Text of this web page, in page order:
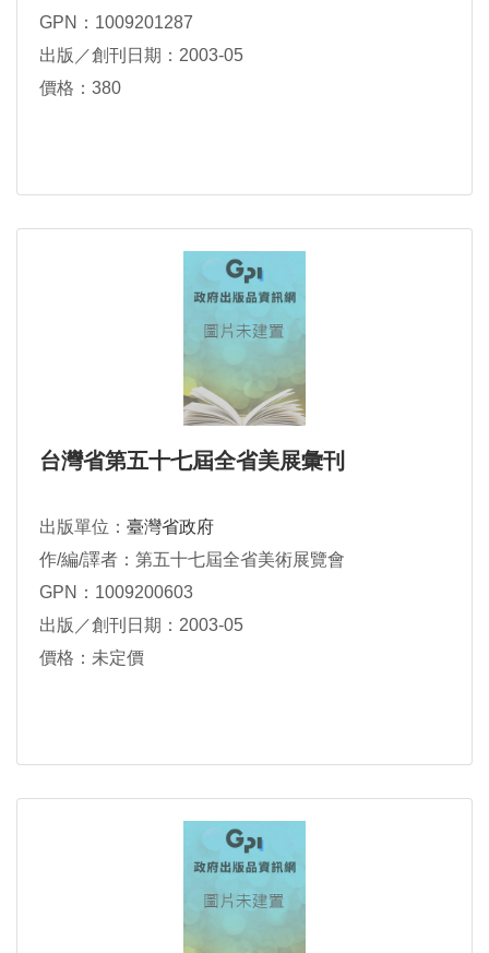
GPN：1009201287
出版／創刊日期：2003-05
價格：380
台灣省第五十七屆全省美展彙刊
出版單位： 臺灣省政府
作/編/譯者：第五十七屆全省美術展覽會
GPN：1009200603
出版／創刊日期：2003-05
價格：未定價